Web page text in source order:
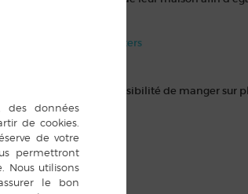
Compagnie Dreamlighters
Clocher de l’église
commerces) avec possibilité de manger sur
joint !